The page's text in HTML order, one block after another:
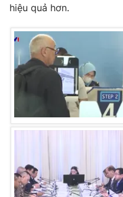
Theo dõi báo trên
Cơ quan chủ quản:Đài
Cơ quan báo chí:Thời báo
Giấy phép hoạt động báo in
cấp ngày 29/12/2023
Nguyễn
Nguyễn Trọng Ninh
Tổng đài VTV:024.38 355
hiệu quả hơn.